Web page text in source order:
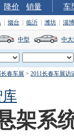
降价 销量
车
烟台 临沂 潍坊 淄博
中型 中
春车展 > 2011长春车展访
架系